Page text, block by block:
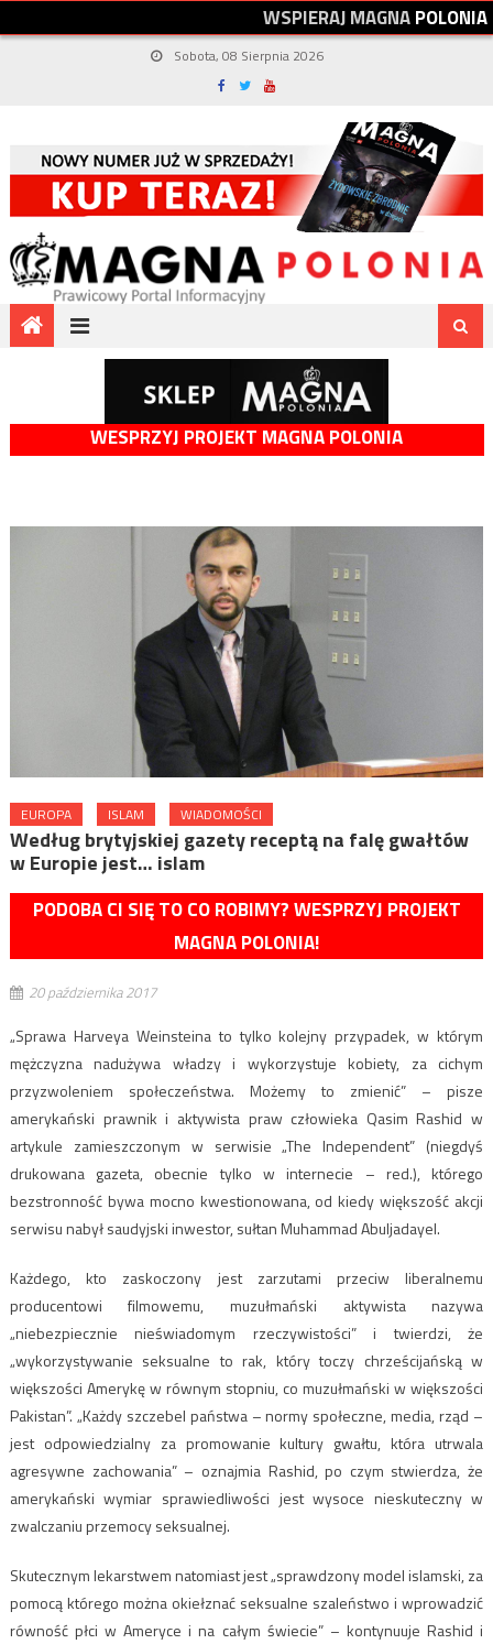
WSPIERAJMAGNAPOLONIA
Sobota, 08 Sierpnia 2026
WESPRZYJ PROJEKT MAGNA POLONIA
EUROPA ISLAM WIADOMOŚCI
Według brytyjskiej gazety receptą na falę gwałtów
w Europie jest… islam
PODOBA CI SIĘ TO CO ROBIMY? WESPRZYJ PROJEKT
MAGNA POLONIA!
20 października 2017
„Sprawa Harveya Weinsteina to tylko kolejny przypadek, w którym
mężczyzna nadużywa władzy i wykorzystuje kobiety, za cichym
przyzwoleniem społeczeństwa. Możemy to zmienić” – pisze
amerykański prawnik i aktywista praw człowieka Qasim Rashid w
artykule zamieszczonym w serwisie „The Independent” (niegdyś
drukowana gazeta, obecnie tylko w internecie – red.), którego
bezstronność bywa mocno kwestionowana, od kiedy większość akcji
serwisu nabył saudyjski inwestor, sułtan Muhammad Abuljadayel.
Każdego, kto zaskoczony jest zarzutami przeciw liberalnemu
producentowi filmowemu, muzułmański aktywista nazywa
„niebezpiecznie nieświadomym rzeczywistości” i twierdzi, że
„wykorzystywanie seksualne to rak, który toczy chrześcijańską w
większości Amerykę w równym stopniu, co muzułmański w większości
Pakistan”. „Każdy szczebel państwa – normy społeczne, media, rząd –
jest odpowiedzialny za promowanie kultury gwałtu, która utrwala
agresywne zachowania” – oznajmia Rashid, po czym stwierdza, że
amerykański wymiar sprawiedliwości jest wysoce nieskuteczny w
zwalczaniu przemocy seksualnej.
Skutecznym lekarstwem natomiast jest „sprawdzony model islamski, za
pomocą którego można okiełznać seksualne szaleństwo i wprowadzić
równość płci w Ameryce i na całym świecie” – kontynuuje Rashid i